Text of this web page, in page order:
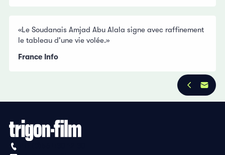
«Le Soudanais Amjad Abu Alala signe avec raffinement
le tableau d'une vie volée.»
France Info